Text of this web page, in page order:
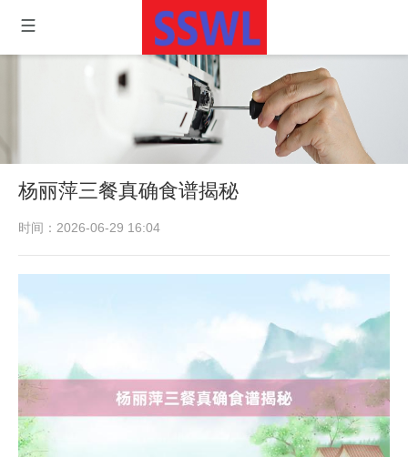
杨丽萍三餐真确食谱揭秘
时间：2026-06-29 16:04